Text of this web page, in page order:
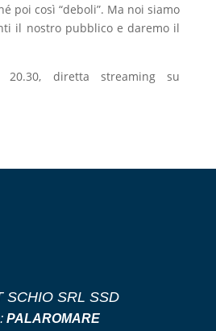
poi così “deboli”. Ma noi siamo
il nostro pubblico e daremo il
diretta streaming su
SCHIO SRL SSD
PALAROMARE